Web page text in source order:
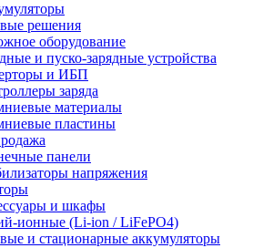
решения
оборудование
и пуско-зарядные устройства
и ИБП
заряда
материалы
пластины
панели
напряжения
и шкафы
ионные (Li-ion / LiFePO4)
и стационарные аккумуляторы